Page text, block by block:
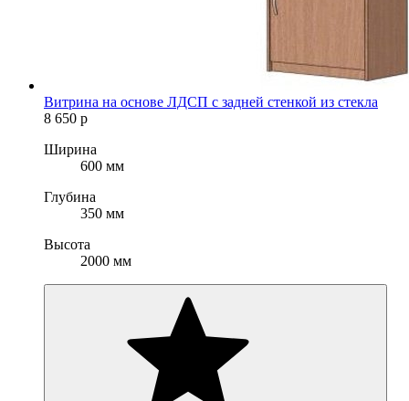
Витрина на основе ЛДСП с задней стенкой из стекла
8 650 р
Ширина
600 мм
Глубина
350 мм
Высота
2000 мм